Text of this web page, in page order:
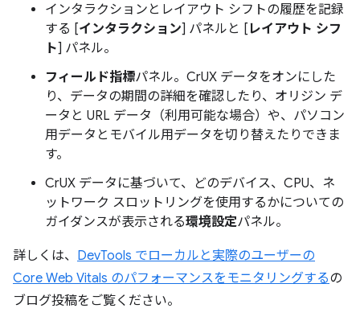
インタラクションとレイアウト シフトの履歴を記録
する [インタラクション] パネルと [ レイアウト シフ
ト] パネル。
フィールド指標パネル。CrUX データをオンにした
り、データの期間の詳細を確認したり、オリジン デ
ータと URL データ（利用可能な場合）や、パソコン
用データとモバイル用データを切り替えたりできま
す。
CrUX データに基づいて、どのデバイス、CPU、ネ
ットワーク スロットリングを使用するかについての
ガイダンスが表示される環境設定パネル。
詳しくは、 DevTools でローカルと実際のユーザーの
Core Web Vitals のパフォーマンスをモニタリングするの
ブログ投稿をご覧ください。